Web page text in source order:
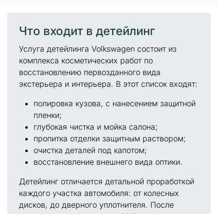
Что входит в детейлинг
Услуга детейлинга Volkswagen состоит из
комплекса косметических работ по
восстановлению первозданного вида
экстерьера и интерьера. В этот список входят:
полировка кузова, с нанесением защитной
пленки;
глубокая чистка и мойка салона;
пропитка отделки защитным раствором;
очистка деталей под капотом;
восстановление внешнего вида оптики.
Детейлинг отличается детальной проработкой
каждого участка автомобиля: от колесных
дисков, до дверного уплотнителя. После